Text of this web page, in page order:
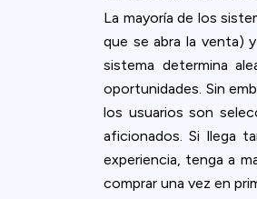
La mayoría de los
que se abra la venta)
sistema determina
oportunidades. Sin
los usuarios son
aficionados. Si llega
experiencia, tenga a
comprar una vez en